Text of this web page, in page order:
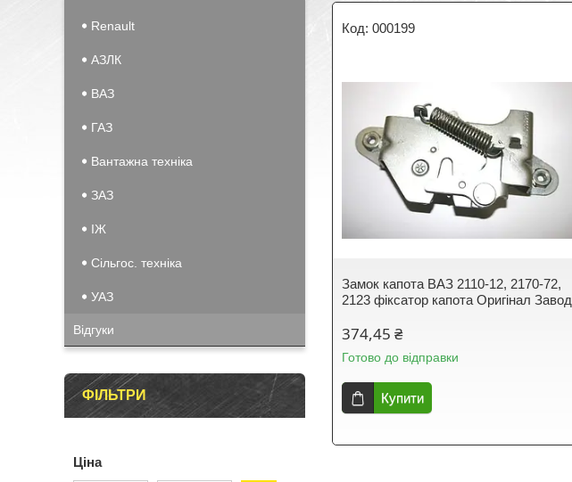
000199
Замок капота ВАЗ 2110-12, 2170-72,
2123 фіксатор капота Оригінал Завод
374,45 ₴
Готово до відправки
Купити
Renault
АЗЛК
ВАЗ
ГАЗ
Вантажна техніка
ЗАЗ
IЖ
Сільгос. техніка
УАЗ
Відгуки
ФІЛЬТРИ
Ціна